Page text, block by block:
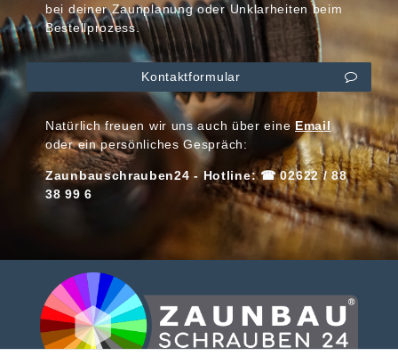
bei deiner Zaunplanung oder Unklarheiten beim
Bestellprozess.
Kontaktformular
Natürlich freuen wir uns auch über eineEmail
oder ein persönliches Gespräch:
Zaunbauschrauben24 - Hotline: ☎ 02622 / 88
38 99 6